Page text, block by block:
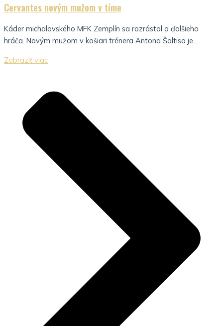
Cervantes novým mužom v tíme
Káder michalovského MFK Zemplín sa rozrástol o ďalšieho
hráča. Novým mužom v košiari trénera Antona Šoltisa je...
Zobraziť viac